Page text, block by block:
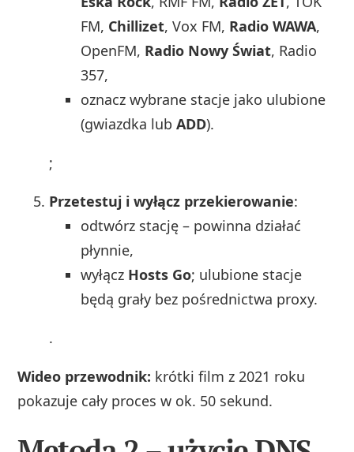
FM, Chillizet, Vox FM, Radio WAWA,
OpenFM, Radio Nowy Świat, Radio
357,
oznacz wybrane stacje jako ulubione
(gwiazdka lubADD).
;
Przetestuj i wyłącz przekierowanie:
odtwórz stację – powinna działać
płynnie,
wyłącz Hosts Go; ulubione stacje
będą grały bez pośrednictwa proxy.
.
Wideo przewodnik: krótki film z 2021 roku
pokazuje cały proces w ok. 50 sekund.